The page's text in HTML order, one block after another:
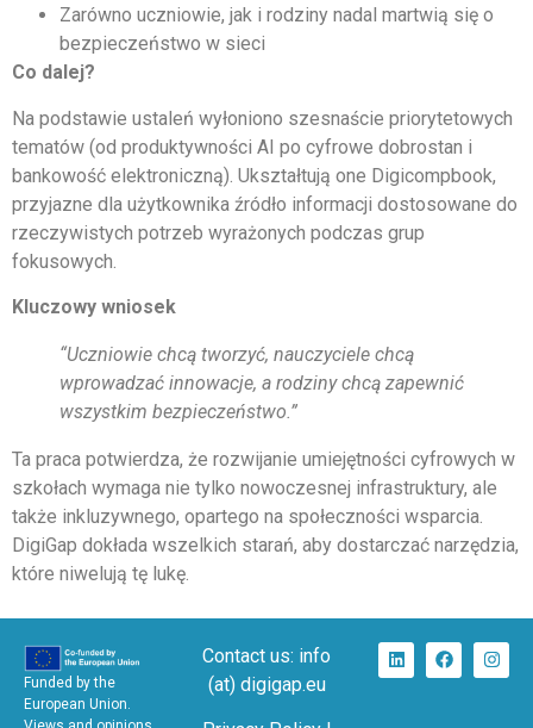
Zarówno uczniowie, jak i rodziny nadal martwią się o
bezpieczeństwo w sieci
Co dalej?
Na podstawie ustaleń wyłoniono szesnaście priorytetowych
tematów (od produktywności AI po cyfrowe dobrostan i
bankowość elektroniczną). Ukształtują one Digicompbook,
przyjazne dla użytkownika źródło informacji dostosowane do
rzeczywistych potrzeb wyrażonych podczas grup
fokusowych.
Kluczowy wniosek
“Uczniowie chcą tworzyć, nauczyciele chcą
wprowadzać innowacje, a rodziny chcą zapewnić
wszystkim bezpieczeństwo.”
Ta praca potwierdza, że ​​rozwijanie umiejętności cyfrowych w
szkołach wymaga nie tylko nowoczesnej infrastruktury, ale
także inkluzywnego, opartego na społeczności wsparcia.
DigiGap dokłada wszelkich starań, aby dostarczać narzędzia,
które niwelują tę lukę.
Funded by the
European Union.
Contact us: info
(at) digigap.eu